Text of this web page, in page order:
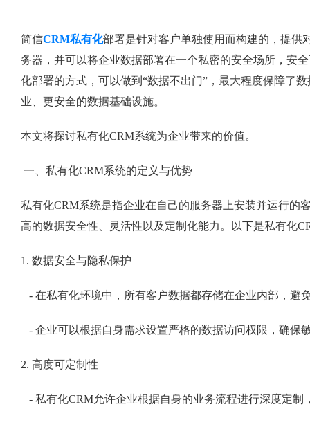
简信CRM私有化部署是针对客户单独使用而构建的，提供
务器，并可以将企业数据部署在一个私密的安全场所，安
化部署的方式，可以做到“数据不出门”，最大程度保障了
业、更安全的数据基础设施。
本文将探讨私有化CRM系统为企业带来的价值。
一、私有化CRM系统的定义与优势
私有化CRM系统是指企业在自己的服务器上安装并运行的
高的数据安全性、灵活性以及定制化能力。以下是私有化
1. 数据安全与隐私保护
- 在私有化环境中，所有客户数据都存储在企业内部，避
- 企业可以根据自身需求设置严格的数据访问权限，确保
2. 高度可定制性
- 私有化CRM允许企业根据自身的业务流程进行深度定